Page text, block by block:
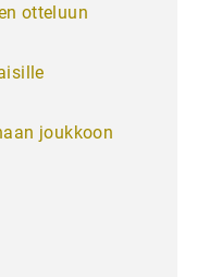
otteluun
joukkoon